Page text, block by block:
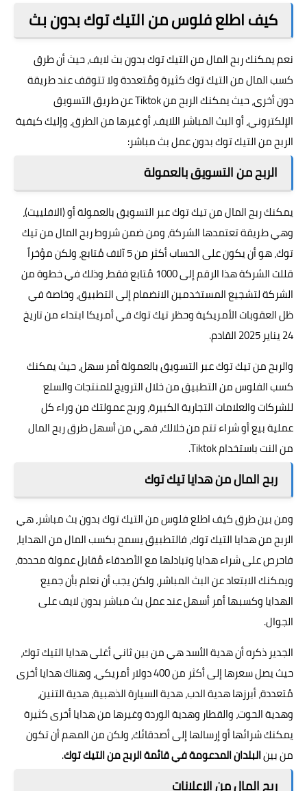
كيف اطلع فلوس من التيك توك بدون بث
نعم يمكنك ربح المال من التيك توك بدون بث لايف، حيث أن طرق
كسب المال من التيك توك كثيرة ومُتعددة ولا تتوقف عند طريقة
دون أخرى، حيث يمكنك الربح من Tiktok عن طريق التسويق
الإلكتروني، أو البث المباشر اللايف، أو غيرها من الطرق، وإليك كيفية
الربح من التيك توك بدون عمل بث مباشر:
الربح من التسويق بالعمولة
يمكنك ربح المال من تيك توك عبر التسويق بالعمولة أو (الافلييت)،
وهي طريقة تعتمدها الشركة، ومن ضمن شروط ربح المال من تيك
توك، هو أن يكون على الحساب أكثر من 5 آلاف مُتابع، ولكن مؤخراً
قللت الشركة هذا الرقم إلى 1000 مُتابع فقط، وذلك في خطوة من
الشركة لتشجيع المستخدمين الانضمام إلى التطبيق، وخاصة في
ظل العقوبات الأمريكية وحظر تيك توك في أمريكا ابتداء من تاريخ
24 يناير 2025 القادم.
والربح من تيك توك عبر التسويق بالعمولة أمر سهل، حيث يمكنك
كسب الفلوس من التطبيق من خلال الترويج للمنتجات والسلع
للشركات والعلامات التجارية الكبيرة، وربح عمولتك من وراء كل
عملية بيع أو شراء تتم من خلالك، فهي من أسهل طرق ربح المال
من النت باستخدام Tiktok.
ربح المال من هدايا تيك توك
ومن بين طرق كيف اطلع فلوس من التيك توك بدون بث مباشر، هي
الربح من هدايا التيك توك، فالتطبيق يسمح بكسب المال من الهدايا،
فاحرص على شراء هدايا وتبادلها مع الأصدقاء مُقابل عمولة محددة،
ويمكنك الابتعاد عن البث المباشر، ولكن يجب أن نعلم بأن جميع
الهدايا وكسبها أمر أسهل عند عمل بث مباشر بدون لايف على
الجوال.
الجدير ذكره أن هدية الأسد هي من بين ثاني أغلى هدايا التيك توك،
حيث يصل سعرها إلى أكثر من 400 دولار أمريكي، وهناك هدايا أخرى
مُتعددة، أبرزها هدية الدب، هدية السيارة الذهبية، هدية التنين،
وهدية الحوت، والقطار وهدية الوردةوغيرها من هدايا أخرى كثيرة
يمكنك شرائها أو إرسالها إلى أصدقائك، ولكن من المهم أن تكون
من بينالبلدان المدعومة في قائمة الربح من التيك توك.
ربح المال من الإعلانات